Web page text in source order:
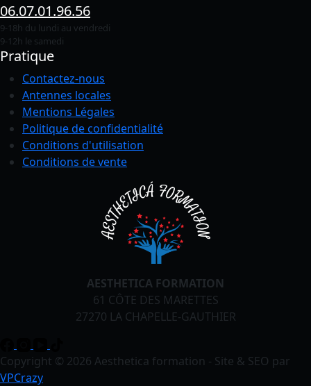
06.07.01.96.56
9-18h du lundi au vendredi
9-12h le samedi
Pratique
Contactez-nous
Antennes locales
Mentions Légales
Politique de confidentialité
Conditions d'utilisation
Conditions de vente
AESTHETICA FORMATION
61 CÔTE DES MARETTES
27270 LA CHAPELLE-GAUTHIER
Copyright © 2026 Aesthetica formation - Site & SEO par
VPCrazy